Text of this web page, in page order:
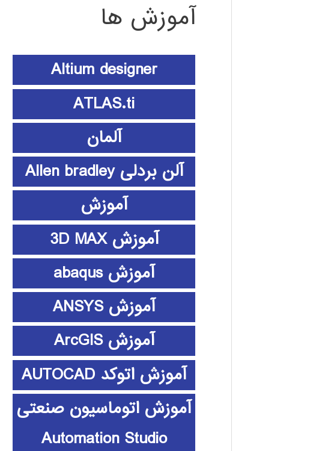
آموزش ها
Altium designer
ATLAS.ti
آلمان
آلن بردلی Allen bradley
آموزش
آموزش 3D MAX
آموزش abaqus
آموزش ANSYS
آموزش ArcGIS
آموزش اتوکد AUTOCAD
آموزش اتوماسیون صنعتی
Automation Studio